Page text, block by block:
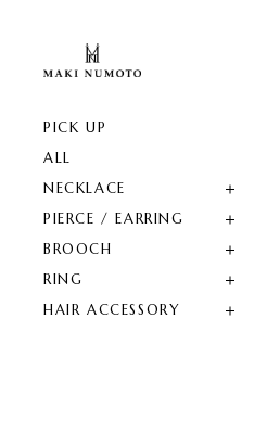
PICK UP
ALL
NECKLACE
PIERCE / EARRING
BROOCH
RING
HAIR ACCESSORY